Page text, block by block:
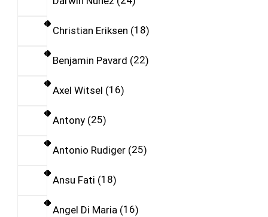
Christian Eriksen 18
Benjamin Pavard 22
Axel Witsel 16
Antony 25
Antonio Rudiger 25
Ansu Fati 18
Angel Di Maria 16